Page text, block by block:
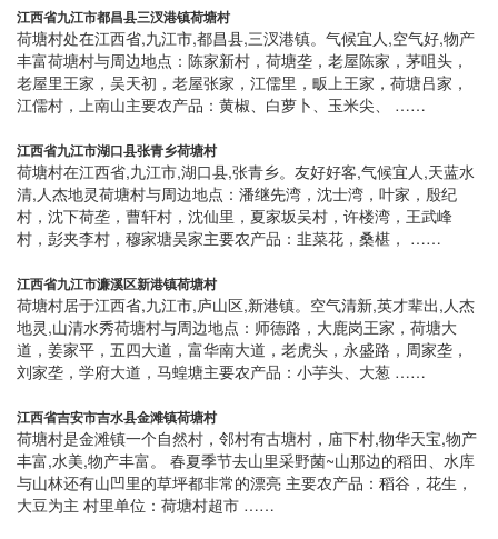
江西省九江市都昌县三汊港镇荷塘村
荷塘村处在江西省,九江市,都昌县,三汊港镇。气候宜人,空气好,物产
丰富荷塘村与周边地点：陈家新村，荷塘垄，老屋陈家，茅咀头，
老屋里王家，吴天初，老屋张家，江儒里，畈上王家，荷塘吕家，
江儒村，上南山主要农产品：黄椒、白萝卜、玉米尖、 ……
江西省九江市湖口县张青乡荷塘村
荷塘村在江西省,九江市,湖口县,张青乡。友好好客,气候宜人,天蓝水
清,人杰地灵荷塘村与周边地点：潘继先湾，沈士湾，叶家，殷纪
村，沈下荷垄，曹轩村，沈仙里，夏家坂吴村，许楼湾，王武峰
村，彭夹李村，穆家塘吴家主要农产品：韭菜花，桑椹， ……
江西省九江市濂溪区新港镇荷塘村
荷塘村居于江西省,九江市,庐山区,新港镇。空气清新,英才辈出,人杰
地灵,山清水秀荷塘村与周边地点：师德路，大鹿岗王家，荷塘大
道，姜家平，五四大道，富华南大道，老虎头，永盛路，周家垄，
刘家垄，学府大道，马蝗塘主要农产品：小芋头、大葱 ……
江西省吉安市吉水县金滩镇荷塘村
荷塘村是金滩镇一个自然村，邻村有古塘村，庙下村,物华天宝,物产
丰富,水美,物产丰富。 春夏季节去山里采野菌~山那边的稻田、水库
与山林还有山凹里的草坪都非常的漂亮 主要农产品：稻谷，花生，
大豆为主 村里单位：荷塘村超市 ……